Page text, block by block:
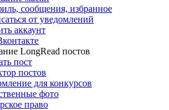
сообщения, избранное
от уведомлений
аккаунт
LongRead постов
пост
постов
для конкурсов
фото
право